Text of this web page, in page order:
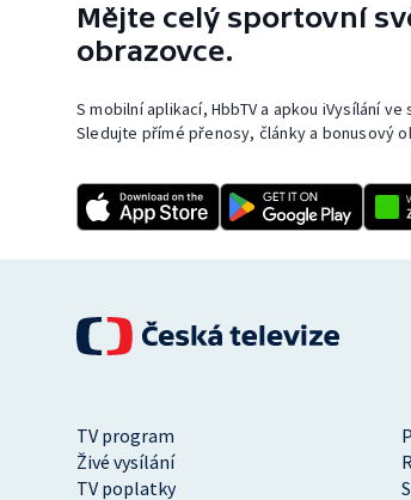
Mějte celý sportovní
obrazovce.
S mobilní aplikací, HbbTV a apkou iVysílání
Sledujte přímé přenosy, články a bonusový
TV program
Živé vysílání
TV poplatky